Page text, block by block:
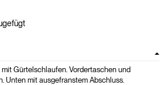
Gürtelschlaufen. Vordertaschen und
Unten mit ausgefranstem Abschluss.